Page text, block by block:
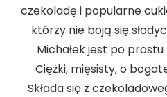
czekoladę i popularne
którzy nie boją się
Michałek jest po
Ciężki, mięsisty, o
Składa się z